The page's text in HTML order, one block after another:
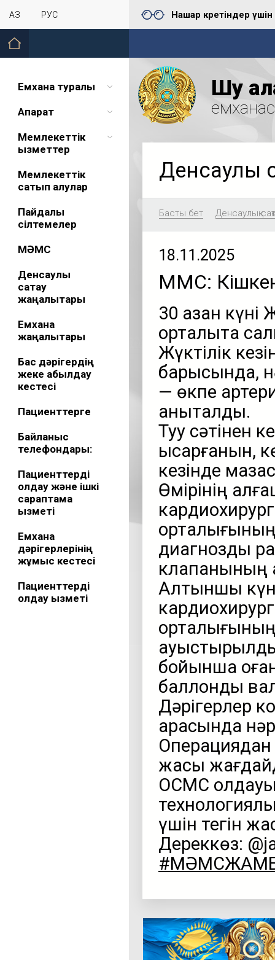
ҚАЗ РУС Нашар көретіндер үшін
Емхана туралы
Ақпарат
Мемлекеттік
қызметтер
Мемлекеттік
сатып алулар
Пайдалы
сілтемелер
МӘМС
Денсаулық
сақтау
жаңалықтары
Емхана
жаңалықтары
Бас дәрігердің
жеке қабылдау
кестесі
Пациенттерге
Байланыс
телефондары:
Пациенттерді
қолдау және ішкі
сараптама
қызметі
Емхана
дәрігерлерінің
жұмыс кестесі
Пациенттерді
қолдау қызметі
Шу
Денсаулық
Басты бет Денсаулық
18.11.2025
МӘМС:
30 қазан
орталықта
Жүктілік
барысында,
— өкпе
анықталды.
Туу сәтінен
қысқарғанын,
кезінде
Өмірінің
диагнозды
клапанының
Алтыншы
орталығының
бойынша
баллонды
Дәрігерлер
арқасында
Операциядан
жақсы
ОСМС
үшін тегін
Дереккөз: